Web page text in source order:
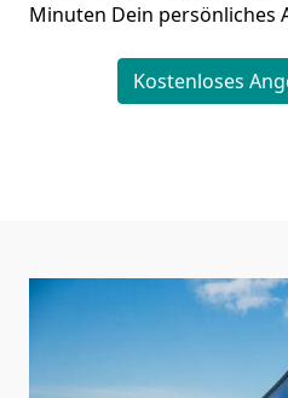
Minuten Dein persönliches
Kostenloses